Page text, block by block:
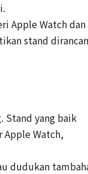
Apple Watch dan
stand
Stand yang baik
Watch,
dudukan